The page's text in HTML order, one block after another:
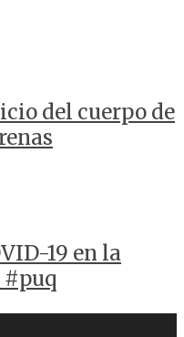
del cuerpo de
19 en la
#puq